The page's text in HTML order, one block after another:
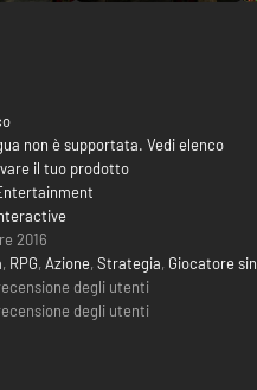
non è supportata. Vedi elenco
il tuo prodotto
2016
, RPG, Azione, Strategia, Giocatore
degli utenti
degli utenti